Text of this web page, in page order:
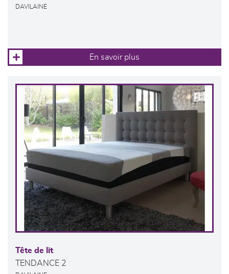
DAVILAINE
En savoir plus
Tête de lit
TENDANCE 2